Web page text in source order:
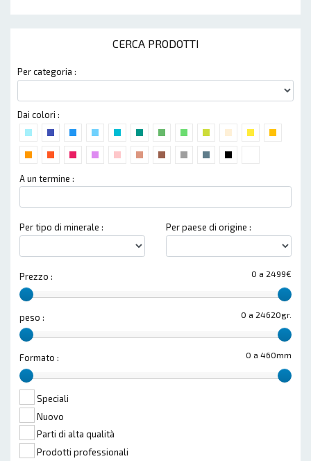
CERCA PRODOTTI
Per categoria :
Dai colori :
A un termine :
Per tipo di minerale : Per paese di origine :
0 a 2499€
Prezzo :
0 a 24620gr.
peso :
0 a 460mm
Formato :
Speciali
Nuovo
Parti di alta qualità
Prodotti professionali